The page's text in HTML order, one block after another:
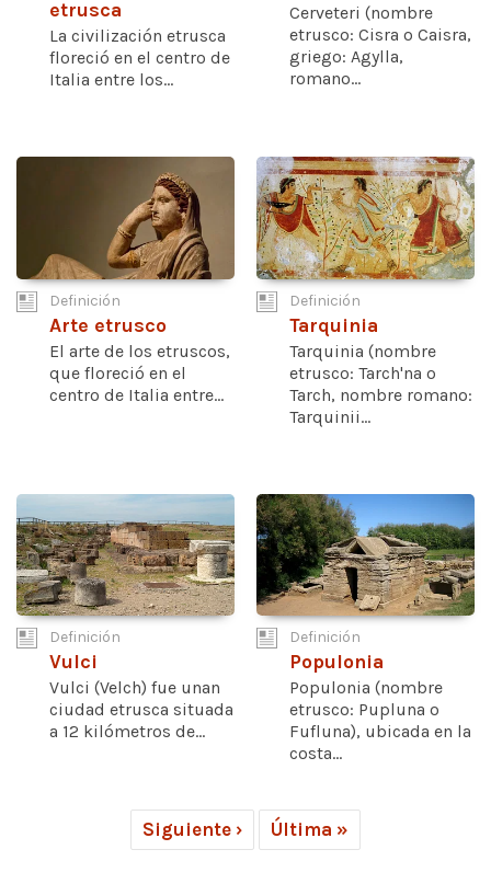
etrusca
La civilización etrusca
floreció en el centro de
Italia entre los...
Cerveteri (nombre
etrusco: Cisra o Caisra,
griego: Agylla,
romano...
Definición
Arte etrusco
El arte de los etruscos,
que floreció en el
centro de Italia entre...
Definición
Tarquinia
Tarquinia (nombre
etrusco: Tarch'na o
Tarch, nombre romano:
Tarquinii...
Definición
Vulci
Vulci (Velch) fue unan
ciudad etrusca situada
a 12 kilómetros de...
Definición
Populonia
Populonia (nombre
etrusco: Pupluna o
Fufluna), ubicada en la
costa...
Siguiente › Última »